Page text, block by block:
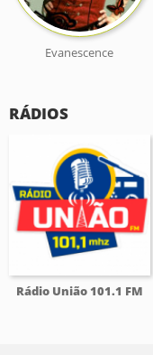
Evanescence
RÁDIOS
Rádio União 101.1 FM